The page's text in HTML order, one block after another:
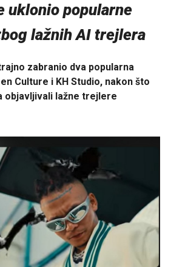
uklonio popularne
lažnih AI trejlera
zabranio dva popularna
Culture i KH Studio, nakon što
objavljivali lažne trejlere